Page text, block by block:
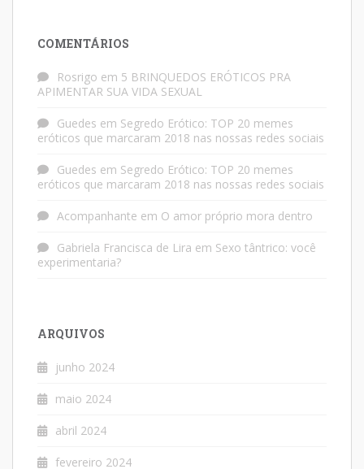
COMENTÁRIOS
Rosrigo em 5 BRINQUEDOS ERÓTICOS PRA
APIMENTAR SUA VIDA SEXUAL
Guedes em Segredo Erótico: TOP 20 memes
eróticos que marcaram 2018 nas nossas redes sociais
Guedes em Segredo Erótico: TOP 20 memes
eróticos que marcaram 2018 nas nossas redes sociais
Acompanhante em O amor próprio mora dentro
Gabriela Francisca de Lira em Sexo tântrico: você
experimentaria?
ARQUIVOS
junho 2024
maio 2024
abril 2024
fevereiro 2024